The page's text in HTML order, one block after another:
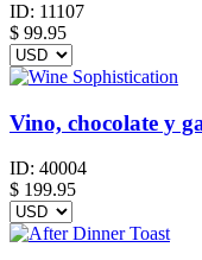
ID: 11107
$ 99.95
Vino, chocolate y
ID: 40004
$ 199.95